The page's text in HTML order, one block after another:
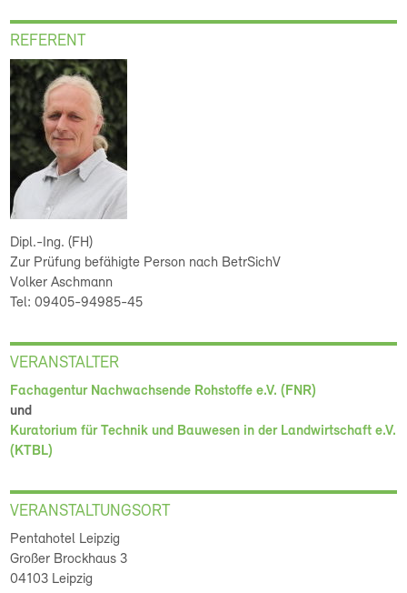
REFERENT
Dipl.-Ing. (FH)
Zur Prüfung befähigte Person nach BetrSichV
Volker Aschmann
Tel: 09405-94985-45
VERANSTALTER
Fachagentur Nachwachsende Rohstoffe e.V. (FNR)
und
Kuratorium für Technik und Bauwesen in der Landwirtschaft e.V.
(KTBL)
VERANSTALTUNGSORT
Pentahotel Leipzig
Großer Brockhaus 3
04103 Leipzig